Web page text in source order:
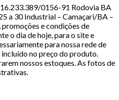
16.233.389/0156-91 Rodovia BA
a 30 Industrial – Camaçari/BA –
e condições de
o dia de hoje, para o site e
para nossa rede de
no preço do produto.
nossos estoques. As fotos de